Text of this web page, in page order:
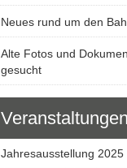
Neues rund um den
Alte Fotos und
gesucht
Veranstaltungen
Jahresausstellung 2025